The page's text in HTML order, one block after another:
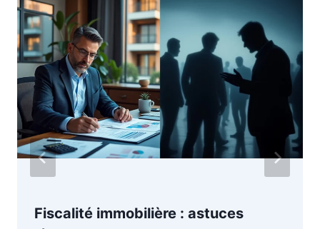
Fiscalité immobilière : astuces